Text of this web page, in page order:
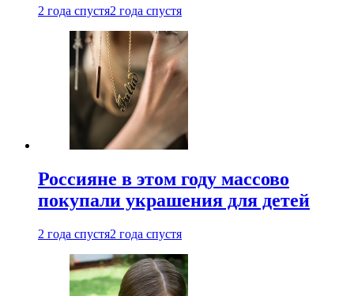
2 года спустя2 года спустя
Россияне в этом году массово
покупали украшения для детей
2 года спустя2 года спустя